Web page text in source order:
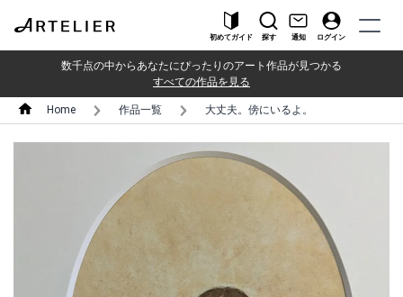
初めてガイド 探す 通知 ログイン
数千点の中からあなたにぴったりのアート作品が見つかる
すべての作品を見る
Home 作品一覧 大丈夫。傍にいるよ。